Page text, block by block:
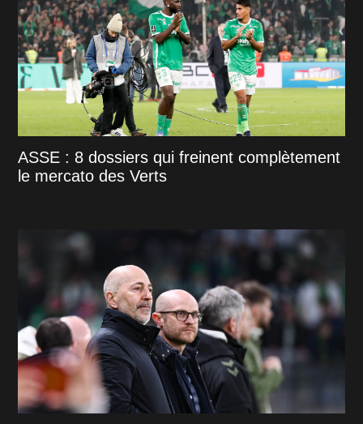
ASSE : 8 dossiers qui freinent complètement
le mercato des Verts